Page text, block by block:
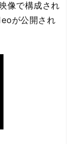
像で構成され
が公開され